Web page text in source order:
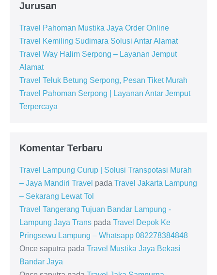
Jurusan
Travel Pahoman Mustika Jaya Order Online
Travel Kemiling Sudimara Solusi Antar Alamat
Travel Way Halim Serpong – Layanan Jemput
Alamat
Travel Teluk Betung Serpong, Pesan Tiket Murah
Travel Pahoman Serpong | Layanan Antar Jemput
Terpercaya
Komentar Terbaru
Travel Lampung Curup | Solusi Transpotasi Murah
– Jaya Mandiri Travel pada Travel Jakarta Lampung
– Sekarang Lewat Tol
Travel Tangerang Tujuan Bandar Lampung -
Lampung Jaya Trans pada Travel Depok Ke
Pringsewu Lampung – Whatsapp 082278384848
Once saputra pada Travel Mustika Jaya Bekasi
Bandar Jaya